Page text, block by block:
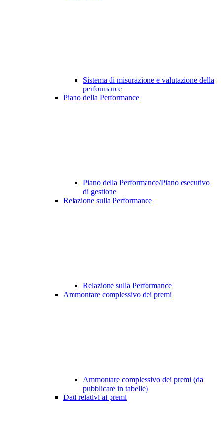
Sistema di misurazione e valutazione della
performance
Piano della Performance
Piano della Performance/Piano esecutivo
di gestione
Relazione sulla Performance
Relazione sulla Performance
Ammontare complessivo dei premi
Ammontare complessivo dei premi (da
pubblicare in tabelle)
Dati relativi ai premi